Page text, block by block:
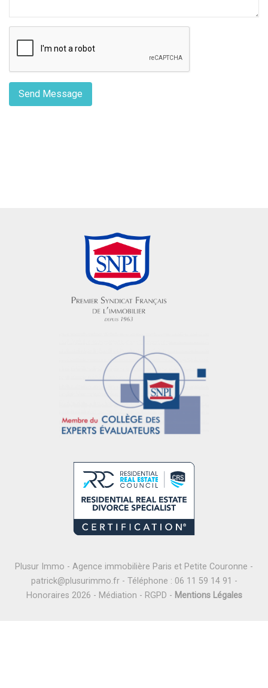
Plusur Immo - Agence immobilière Paris et Petite Couronne -
patrick@plusurimmo.fr- Téléphone : 06 11 59 14 91 -
Honoraires 2026 - Médiation - RGPD - Mentions Légales